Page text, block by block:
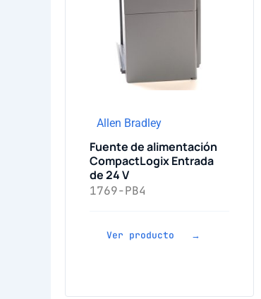
Allen Bradley
Fuente de alimentación
CompactLogix Entrada
de 24 V
1769-PB4
Ver producto →